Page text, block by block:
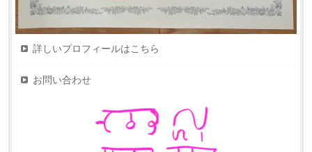
詳しいプロフィールはこちら
お問い合わせ